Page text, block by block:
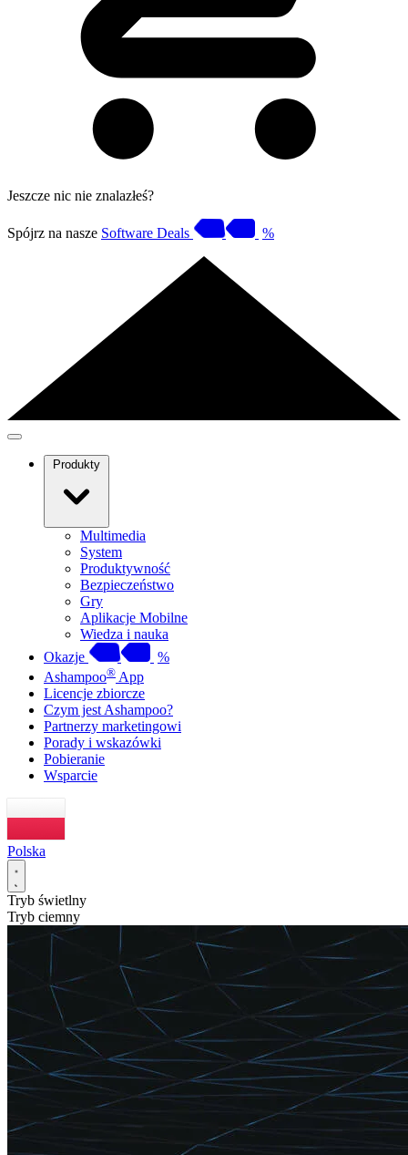
Jeszcze nic nie znalazłeś?
Spójrz na nasze Software Deals %
Produkty
Multimedia
System
Produktywność
Bezpieczeństwo
Gry
Aplikacje Mobilne
Wiedza i nauka
Okazje
%
Ashampoo® App
Licencje zbiorcze
Czym jest Ashampoo?
Partnerzy marketingowi
Porady i wskazówki
Pobieranie
Wsparcie
Polska
Tryb świetlny
Tryb ciemny